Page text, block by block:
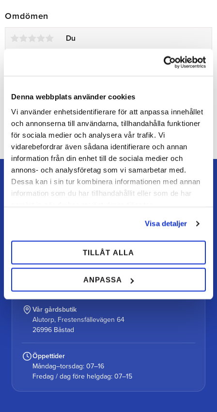
Denna webbplats använder cookies
Vi använder enhetsidentifierare för att anpassa innehållet
och annonserna till användarna, tillhandahålla funktioner
för sociala medier och analysera vår trafik. Vi
vidarebefordrar även sådana identifierare och annan
information från din enhet till de sociala medier och
annons- och analysföretag som vi samarbetar med.
Dessa kan i sin tur kombinera informationen med annan
information som du har tillhandahållit eller som de har
Visa detaljer
TILLÅT ALLA
ANPASSA
Omdömen
Du
Bli den första att lämna ett omdöme.
Din hovslageributik online med stort lager, snabb
Kontakt
Vår gårdsbutik
Alutorp, Frestensfällevägen 64
26996 Båstad
Öppettider
Måndag–torsdag: 07–16
Fredag / dag före helgdag: 07–15